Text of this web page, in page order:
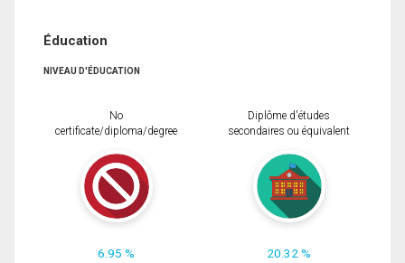
Éducation
NIVEAU D'ÉDUCATION
No
certificate/diploma/degree
6.95 %
Diplôme d'études
secondaires ou équivalent
20.32 %